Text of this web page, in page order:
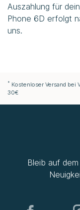
Auszahlung für
Phone 6D erfolgt
uns.
* Kostenloser Versand bei
30€
Bleib auf